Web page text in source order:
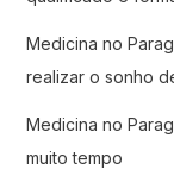
Medicina no
realizar o sonho
Medicina no
muito tempo